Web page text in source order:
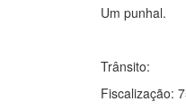
Um punhal.
Trânsito:
Fiscalização: